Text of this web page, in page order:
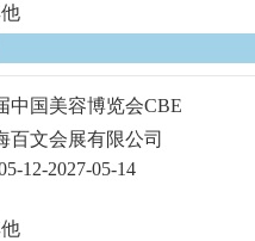
中国美容博览会CBE
百文会展有限公司
12-2027-05-14